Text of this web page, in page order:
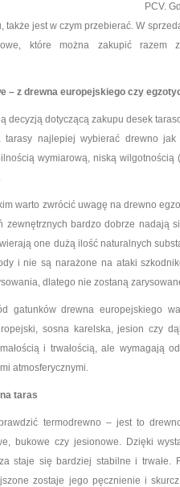
PCV.
także jest w czym przebierać. W
które można zakupić razem
– z drewna europejskiego czy
decyzją dotyczącą zakupu desek
tarasy najlepiej wybierać drewno jak
wymiarową, niską
warto zwrócić uwagę na drewno
zewnętrznych bardzo dobrze nadają
one dużą ilość naturalnych
i nie są narażone na ataki
dlatego nie zostaną
gatunków drewna europejskiego
sosna karelska, jesion czy
i trwałością, ale wymagają
atmosferycznymi.
taras
termodrewno – jest to
bukowe czy jesionowe. Dzięki
staje się bardziej stabilne i trwałe.
zostaje jego pęcznienie i